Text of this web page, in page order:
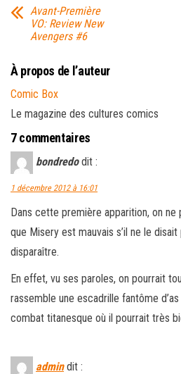
Avant-Première
VO: Review New
Avengers #6
À propos de l’auteur
Comic Box
Le magazine des cultures comics
7 commentaires
bondredo dit :
1 décembre 2012 à 16:01
Dans cette première apparition, on
que Misery est mauvais s’il ne le
disparaître.
En effet, vu ses paroles, on pourrait
rassemble une escadrille fantôme
combat titanesque où il pourrait très
admin dit :